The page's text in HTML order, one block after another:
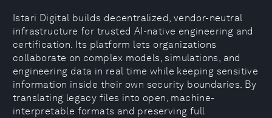
Istari Digital builds decentralized, vendor-neutral
infrastructure for trusted AI-native engineering and
certification. Its platform lets organizations
collaborate on complex models, simulations, and
engineering data in real time while keeping sensitive
information inside their own security boundaries. By
translating legacy files into open, machine-
interpretable formats and preserving full